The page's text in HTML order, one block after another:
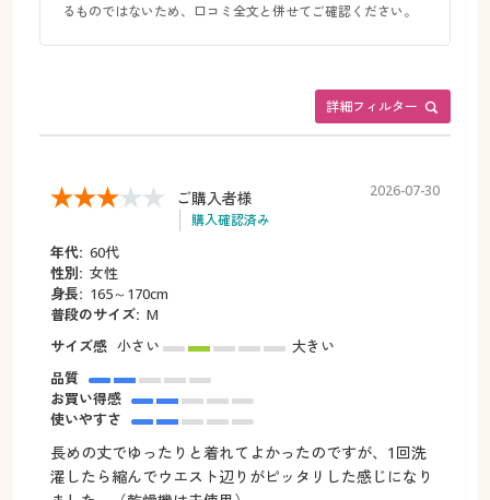
るものではないため、口コミ全文と併せてご確認ください。
詳細フィルター
ご購入者様
購入確認済み
2026-07-30
年代: 60代
性別: 女性
身長: 165～170cm
普段のサイズ: M
サイズ感 小さい
大きい
品質
お買い得感
使いやすさ
長めの丈でゆったりと着れてよかったのですが、1回洗
濯したら縮んでウエスト辺りがピッタリした感じになり